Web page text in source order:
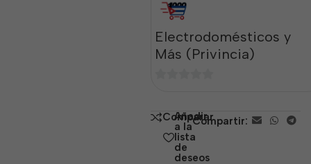
Electrodomésticos y
Más (Privincia)
5 Comparar
Añadir
a la
lista
de
deseos
Compartir: